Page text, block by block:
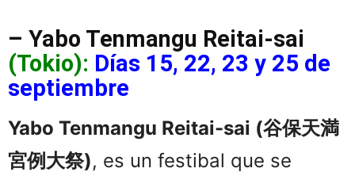
– Yabo Tenmangu Reitai-sai
(Tokio): Días 15, 22, 23 y 25 de
septiembre
Yabo Tenmangu Reitai-sai (谷保天満
宮例大祭), es un festibal que se